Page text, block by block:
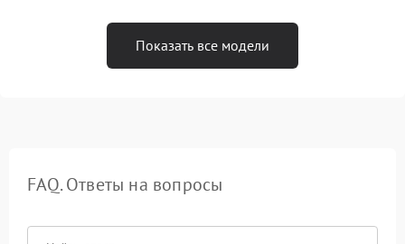
Показать все модели
FAQ. Ответы на вопросы